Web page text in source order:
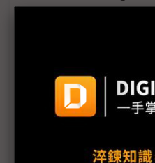
Google首款多模態AI亮
站在奇點山腳